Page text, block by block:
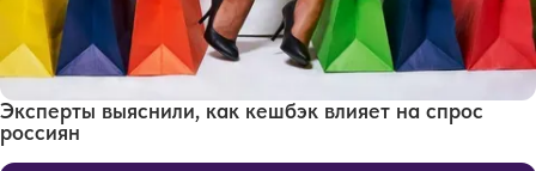
Эксперты выяснили, как кешбэк влияет на спрос
россиян